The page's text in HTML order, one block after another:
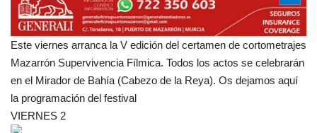
Este viernes arranca la V edición del certamen de cortometrajes
Mazarrón Supervivencia Fílmica. Todos los actos se celebrarán
en el Mirador de Bahía (Cabezo de la Reya). Os dejamos aquí
la programación del festival
VIERNES 2